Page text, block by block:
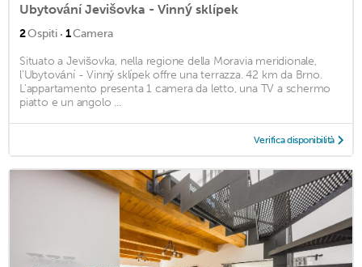
Ubytování Jevišovka - Vinný sklípek
2Ospiti · 1Camera
Situato a Jevišovka, nella regione della Moravia meridionale,
l'Ubytování - Vinný sklípek offre una terrazza. 42 km da Brno.
L'appartamento presenta 1 camera da letto, una TV a schermo
piatto e un angolo ...
Verifica disponibilità